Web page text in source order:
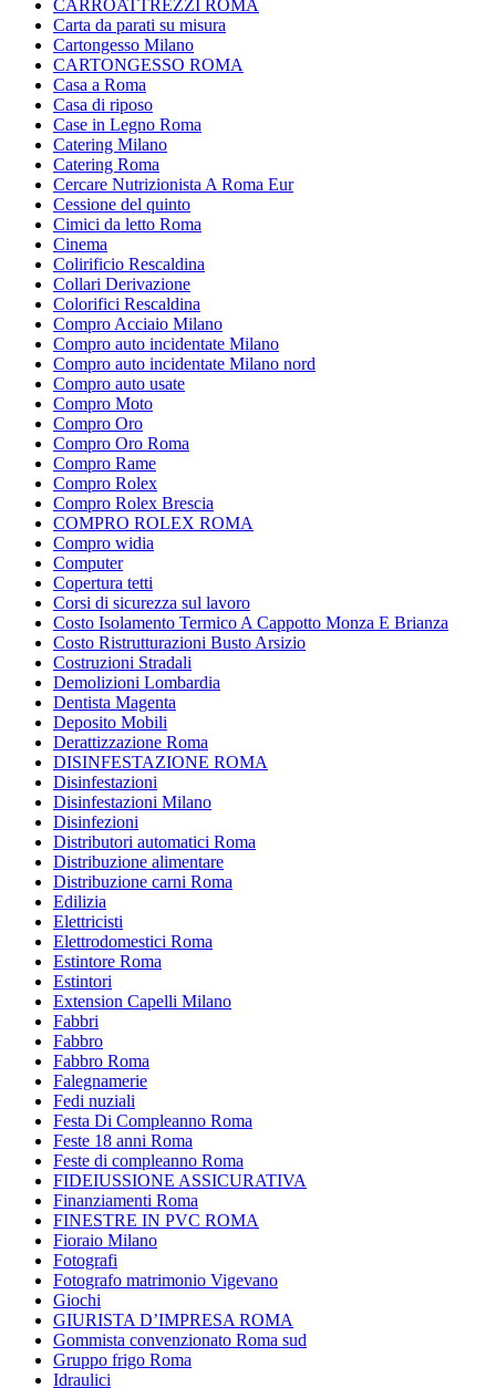
CARROATTREZZI ROMA
Carta da parati su misura
Cartongesso Milano
CARTONGESSO ROMA
Casa a Roma
Casa di riposo
Case in Legno Roma
Catering Milano
Catering Roma
Cercare Nutrizionista A Roma Eur
Cessione del quinto
Cimici da letto Roma
Cinema
Colirificio Rescaldina
Collari Derivazione
Colorifici Rescaldina
Compro Acciaio Milano
Compro auto incidentate Milano
Compro auto incidentate Milano nord
Compro auto usate
Compro Moto
Compro Oro
Compro Oro Roma
Compro Rame
Compro Rolex
Compro Rolex Brescia
COMPRO ROLEX ROMA
Compro widia
Computer
Copertura tetti
Corsi di sicurezza sul lavoro
Costo Isolamento Termico A Cappotto Monza E Brianza
Costo Ristrutturazioni Busto Arsizio
Costruzioni Stradali
Demolizioni Lombardia
Dentista Magenta
Deposito Mobili
Derattizzazione Roma
DISINFESTAZIONE ROMA
Disinfestazioni
Disinfestazioni Milano
Disinfezioni
Distributori automatici Roma
Distribuzione alimentare
Distribuzione carni Roma
Edilizia
Elettricisti
Elettrodomestici Roma
Estintore Roma
Estintori
Extension Capelli Milano
Fabbri
Fabbro
Fabbro Roma
Falegnamerie
Fedi nuziali
Festa Di Compleanno Roma
Feste 18 anni Roma
Feste di compleanno Roma
FIDEIUSSIONE ASSICURATIVA
Finanziamenti Roma
FINESTRE IN PVC ROMA
Fioraio Milano
Fotografi
Fotografo matrimonio Vigevano
Giochi
GIURISTA D’IMPRESA ROMA
Gommista convenzionato Roma sud
Gruppo frigo Roma
Idraulici